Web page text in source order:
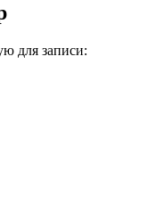
для записи: